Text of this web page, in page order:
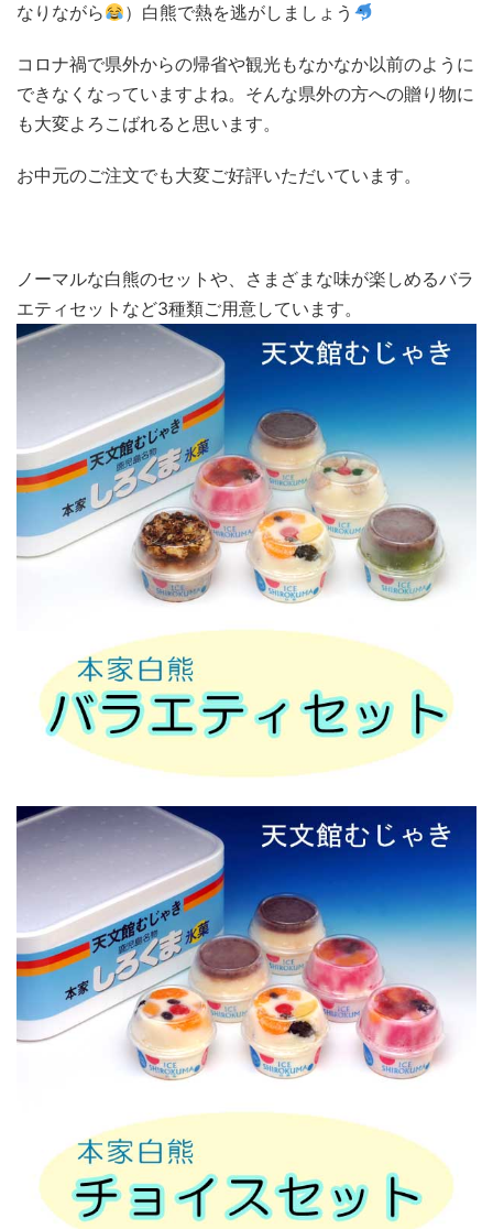
なりながら
）白熊で熱を逃がしましょう
コロナ禍で県外からの帰省や観光もなかなか以前のように
できなくなっていますよね。そんな県外の方への贈り物に
も大変よろこばれると思います。
お中元のご注文でも大変ご好評いただいています。
ノーマルな白熊のセットや、さまざまな味が楽しめるバラ
エティセットなど3種類ご用意しています。